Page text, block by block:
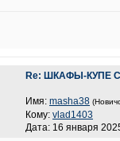
Re: ШКАФЫ-КУПЕ
Имя: masha38
Кому: vlad1403
Дата: 16 января